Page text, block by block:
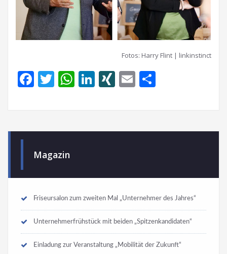
Fotos: Harry Flint | linkinstinct
Facebook
Twitter
WhatsApp
LinkedIn
XINGEmail
Magazin
Friseursalon zum zweiten Mal „Unternehmer des Jahres“
Unternehmerfrühstück mit beiden „Spitzenkandidaten“
Einladung zur Veranstaltung „Mobilität der Zukunft“